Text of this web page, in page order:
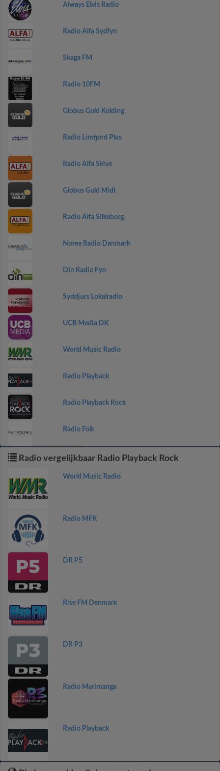
Always Elvis Radio
Radio Alfa Sydfyn
Skaga FM
Radio 10FM
Globus Guld Kolding
Radio Limfjord Plus
Radio Alfa Skive
Globus Guld Midt
Radio Alfa Silkeborg
Norea Radio Danmark
Din Radio Fyn
Syddjurs Lokalradio
UCB Media DK
World Music Radio
Radio Playback
Radio Playback Rock
Radio Folk
Radio vergelijkbaar Radio Playback Rock
World Music Radio
Radio MFK
DR P5
Rise FM Denmark
DR P3
Radio Marimanga
Radio Playback